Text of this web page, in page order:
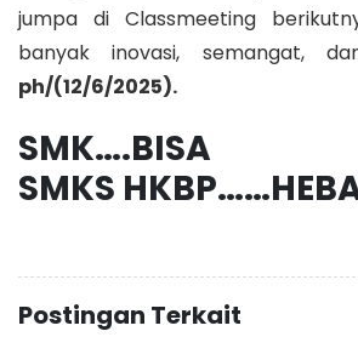
jumpa di Classmeeting
banyak inovasi, semangat,
ph/(12/6/2025).
SMK….BISA
SMKS
Postingan Terkait